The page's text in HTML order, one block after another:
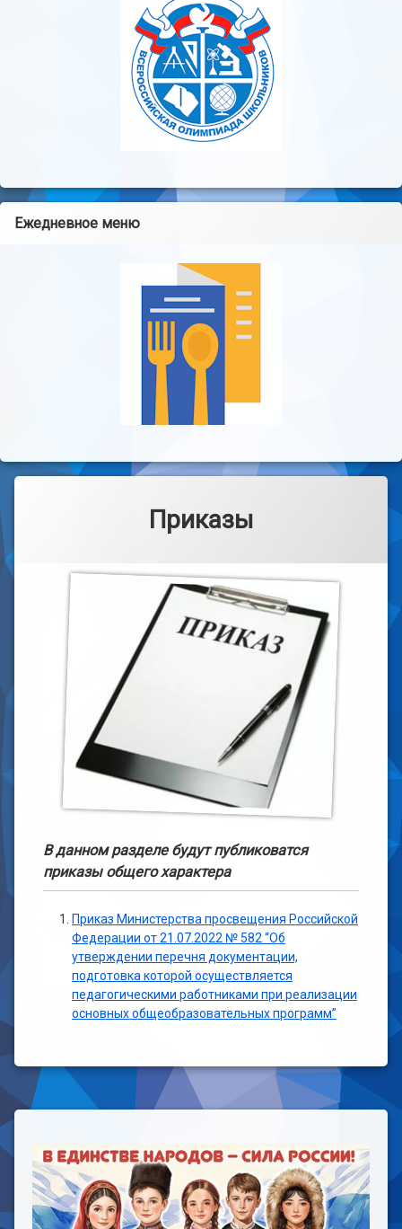
Ежедневное меню
Приказы
В данном разделе будут публиковатся
приказы общего характера
Приказ Министерства просвещения Российской
Федерации от 21.07.2022 № 582 “Об
утверждении перечня документации,
подготовка которой осуществляется
педагогическими работниками при реализации
основных общеобразовательных программ”